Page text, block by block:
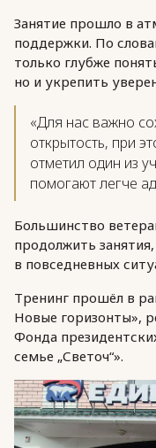
Занятие прошло в
поддержки. По
только глубже
но и укрепить
«Для нас важно
открытость, при
отметил один из
помогают легче
Большинство
продолжить
в повседневных
Тренинг прошёл в
Новые горизонты»,
Фонда
семье „Светоч“».